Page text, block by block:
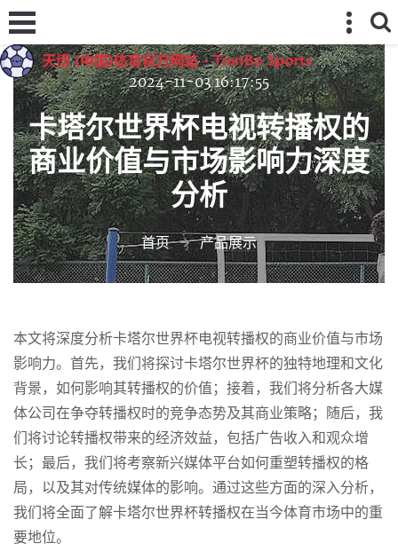
2024-11-03 16:17:55
卡塔尔世界杯电视转播权的
商业价值与市场影响力深度
分析
首页 产品展示
本文将深度分析卡塔尔世界杯电视转播权的商业价值与市场
影响力。首先，我们将探讨卡塔尔世界杯的独特地理和文化
背景，如何影响其转播权的价值；接着，我们将分析各大媒
体公司在争夺转播权时的竞争态势及其商业策略；随后，我
们将讨论转播权带来的经济效益，包括广告收入和观众增
长；最后，我们将考察新兴媒体平台如何重塑转播权的格
局，以及其对传统媒体的影响。通过这些方面的深入分析，
我们将全面了解卡塔尔世界杯转播权在当今体育市场中的重
要地位。